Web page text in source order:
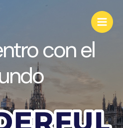
con el